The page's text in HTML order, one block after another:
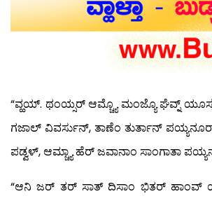
“ವ್ಹಯ್. ಥಂಯ್ಸರ್ ಆಮ್ಚ್ಯೊ ಮಂಜ್ಯೊ ಘೆವ್ನ್
ಗಜಾಲ್ ವಿವರ್ಸುನ್, ತಾಣೆಂ ತುರ್ತಾನ್
ಪಡ್ವಳ್, ಆಮ್ಚ್ಯಾ ಹೆರ್ ಜವಾನಾಂ ಸಾಂಗಾತಾ
“ಆನಿ ಜರ್ ತರ್ ಸಾತ್ ದಿಸಾಂ ಭಿತರ್ ಹಾಂವ್